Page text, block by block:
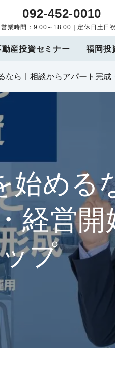
092-452-0010
営業時間：9:00～18:00｜定休日土日
動産投資セミナー 福岡投
なら｜相談からアパート完
始める
経営開
プ